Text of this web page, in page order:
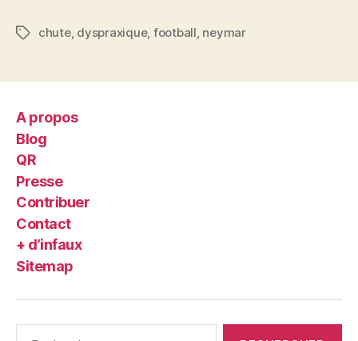
Étiquettes
chute, dyspraxique, football neymar
A propos
Blog
QR
Presse
Contribuer
Contact
+ d’infaux
Sitemap